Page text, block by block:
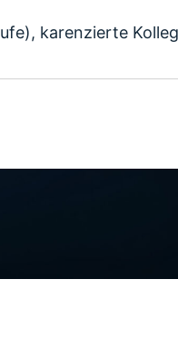
karenzierte